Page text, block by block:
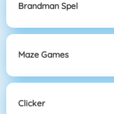
Brandman Spel
Maze Games
Clicker